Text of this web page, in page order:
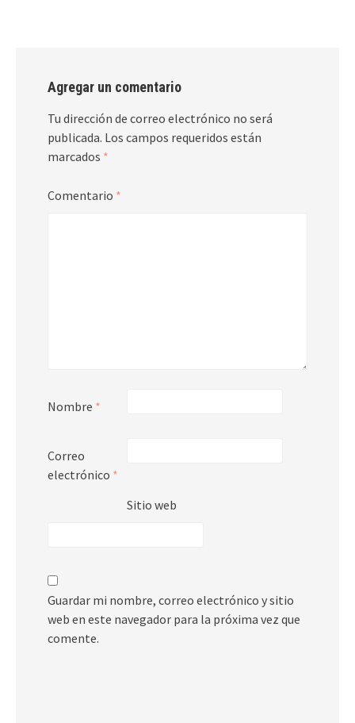
Agregar un comentario
Tu dirección de correo electrónico no será
publicada. Los campos requeridos están
marcados *
Comentario *
Nombre *
Correo
electrónico *
Sitio web
Guardar mi nombre, correo electrónico y sitio
web en este navegador para la próxima vez que
comente.